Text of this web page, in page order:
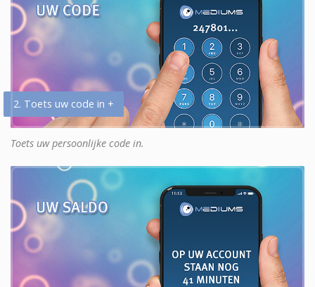
2. Toets uw code in +
Toets uw persoonlijke code in.